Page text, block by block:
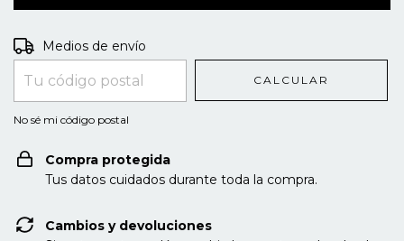
Entregas para el CP:
Medios de envío
CALCULAR
No sé mi código postal
Compra protegida
Tus datos cuidados durante toda la compra.
Cambios y devoluciones